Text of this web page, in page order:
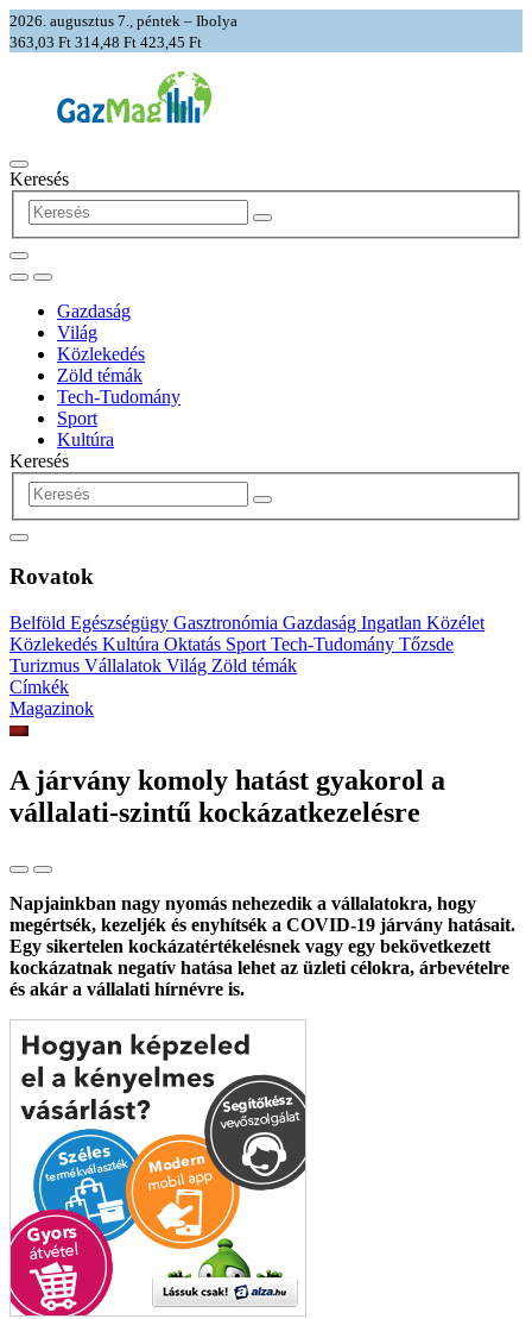
2026. augusztus 7., péntek – Ibolya
363,03 Ft 314,48 Ft 423,45 Ft
Keresés
Gazdaság
Világ
Közlekedés
Zöld témák
Tech-Tudomány
Sport
Kultúra
Keresés
Rovatok
Belföld Egészségügy Gasztronómia Gazdaság Ingatlan Közélet
Közlekedés Kultúra Oktatás Sport Tech-Tudomány Tőzsde
Turizmus Vállalatok Világ Zöld témák
Címkék
Magazinok
A járvány komoly hatást gyakorol a
vállalati-szintű kockázatkezelésre
Napjainkban nagy nyomás nehezedik a vállalatokra, hogy
megértsék, kezeljék és enyhítsék a COVID-19 járvány hatásait.
Egy sikertelen kockázatértékelésnek vagy egy bekövetkezett
kockázatnak negatív hatása lehet az üzleti célokra, árbevételre
és akár a vállalati hírnévre is.